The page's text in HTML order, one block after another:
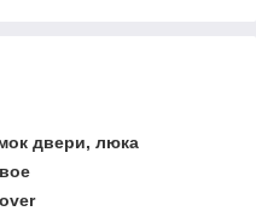
двери, люка